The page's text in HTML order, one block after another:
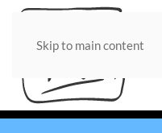
Skip to main content